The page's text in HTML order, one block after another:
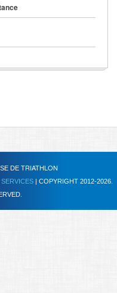
DE TRIATHLON
| COPYRIGHT 2012-2026.